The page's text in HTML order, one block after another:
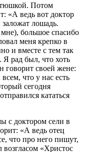
Потом
«А ведь вот доктор
лошадь.
большое спасибо
меня крепко в
и вместе с тем так
Я рад был, что хоть
говорит своей жене:
что у нас есть
сегодня
кататься
с доктором сели в
«А ведь отец
что про него пишут,
возгласом «Христос